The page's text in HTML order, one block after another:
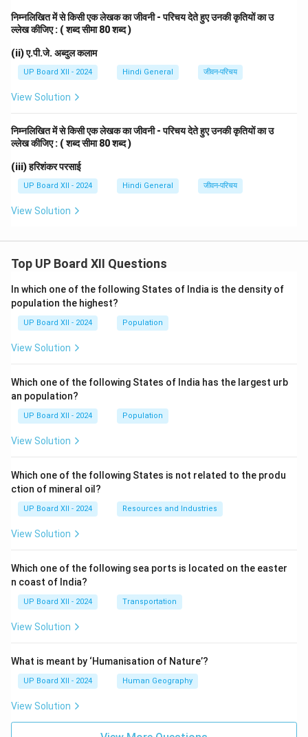
निम्नलिखित में से किसी एक लेखक का जीवनी - परिचय देते हुए उनकी कृतियों का उ
ल्लेख कीजिए : ( शब्द सीमा 80 शब्द )
(ii) ए.पी.जे. अब्दुल कलाम
UP Board XII - 2024 Hindi General जीवन-परिचय
View Solution
निम्नलिखित में से किसी एक लेखक का जीवनी - परिचय देते हुए उनकी कृतियों का उ
ल्लेख कीजिए : ( शब्द सीमा 80 शब्द )
(iii) हरिशंकर परसाई
UP Board XII - 2024 Hindi General जीवन-परिचय
View Solution
Top UP Board XII Questions
In which one of the following States of India is the density of
population the highest?
UP Board XII - 2024 Population
View Solution
Which one of the following States of India has the largest urb
an population?
UP Board XII - 2024 Population
View Solution
Which one of the following States is not related to the produ
ction of mineral oil?
UP Board XII - 2024 Resources and Industries
View Solution
Which one of the following sea ports is located on the easter
n coast of India?
UP Board XII - 2024 Transportation
View Solution
What is meant by ‘Humanisation of Nature’?
UP Board XII - 2024 Human Geography
View Solution